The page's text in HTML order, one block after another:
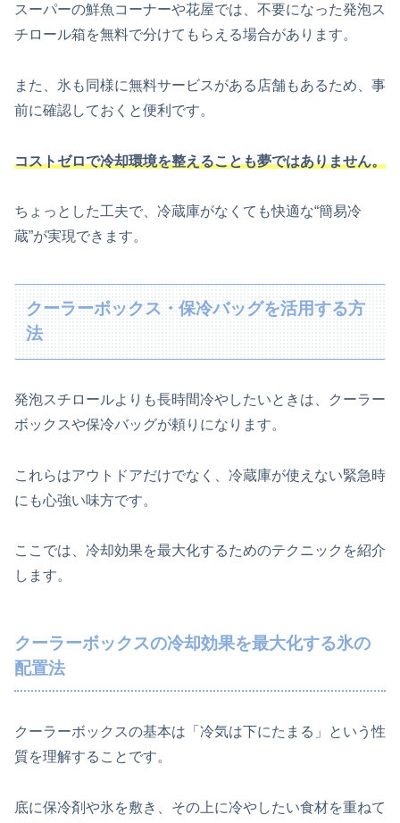
スーパーの鮮魚コーナーや花屋では、不要になった発泡ス
チロール箱を無料で分けてもらえる場合があります。
また、氷も同様に無料サービスがある店舗もあるため、事
前に確認しておくと便利です。
コストゼロで冷却環境を整えることも夢ではありません。
ちょっとした工夫で、冷蔵庫がなくても快適な“簡易冷
蔵”が実現できます。
クーラーボックス・保冷バッグを活用する方
法
発泡スチロールよりも長時間冷やしたいときは、クーラー
ボックスや保冷バッグが頼りになります。
これらはアウトドアだけでなく、冷蔵庫が使えない緊急時
にも心強い味方です。
ここでは、冷却効果を最大化するためのテクニックを紹介
します。
クーラーボックスの冷却効果を最大化する氷の
配置法
クーラーボックスの基本は「冷気は下にたまる」という性
質を理解することです。
底に保冷剤や氷を敷き、その上に冷やしたい食材を重ねて